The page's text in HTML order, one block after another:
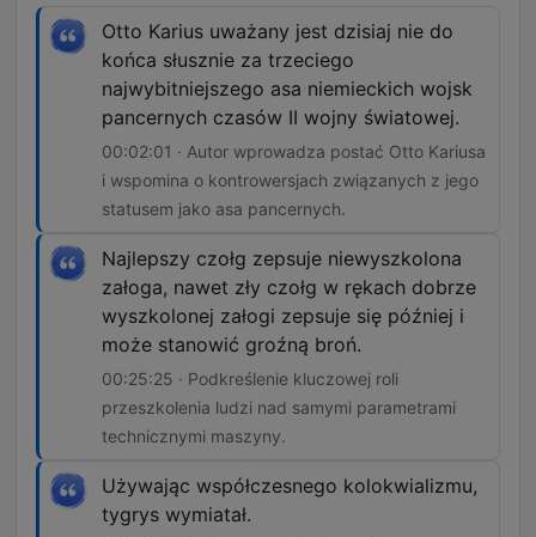
Otto Karius uważany jest dzisiaj nie do
końca słusznie za trzeciego
najwybitniejszego asa niemieckich wojsk
pancernych czasów II wojny światowej.
00:02:01 · Autor wprowadza postać Otto Kariusa
i wspomina o kontrowersjach związanych z jego
statusem jako asa pancernych.
Najlepszy czołg zepsuje niewyszkolona
załoga, nawet zły czołg w rękach dobrze
wyszkolonej załogi zepsuje się później i
może stanowić groźną broń.
00:25:25 · Podkreślenie kluczowej roli
przeszkolenia ludzi nad samymi parametrami
technicznymi maszyny.
Używając współczesnego kolokwializmu,
tygrys wymiatał.